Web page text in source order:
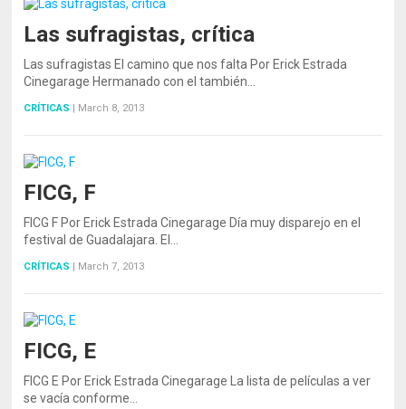
Las sufragistas, crítica
Las sufragistas El camino que nos falta Por Erick Estrada
Cinegarage Hermanado con el también…
CRÍTICAS | March 8, 2013
FICG, F
FICG F Por Erick Estrada Cinegarage Día muy disparejo en el
festival de Guadalajara. El…
CRÍTICAS | March 7, 2013
FICG, E
FICG E Por Erick Estrada Cinegarage La lista de películas a ver
se vacía conforme…